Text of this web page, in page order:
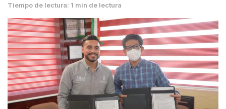
Tiempo de lectura: 1 min de lectura